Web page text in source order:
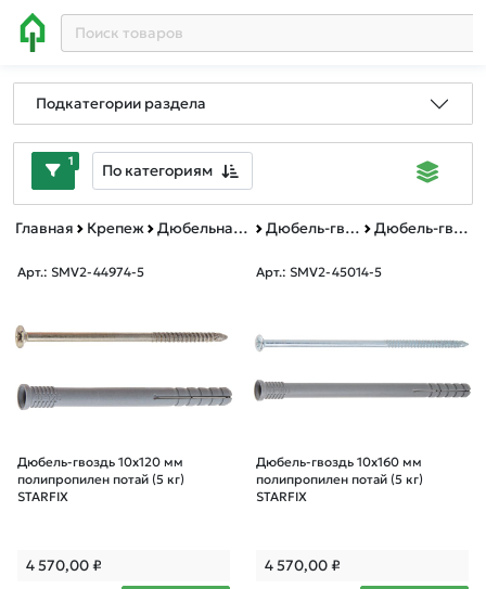
Подкатегории раздела
1 По категориям
Главная Крепеж Дюбельная техника Дюбель-гвоздь полипропилен Дюбель-гвоздь полипропилен весовой
Арт.: SMV2-44974-5
Дюбель-гвоздь 10х120 мм
полипропилен потай (5 кг)
STARFIX
4 570,00₽
Арт.: SMV2-45014-5
Дюбель-гвоздь 10х160 мм
полипропилен потай (5 кг)
STARFIX
4 570,00₽